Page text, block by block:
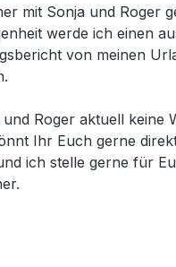
mit Sonja und Roger
werde ich einen
von meinen
Roger aktuell keine
Ihr Euch gerne
ich stelle gerne für